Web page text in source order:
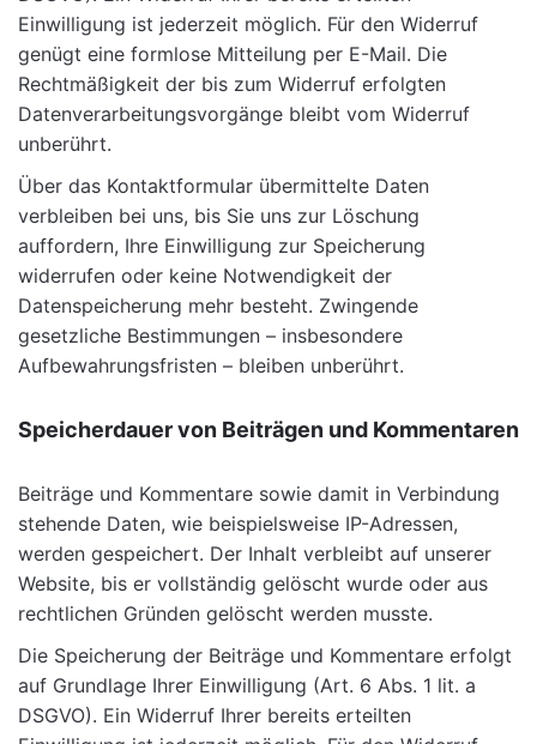
Einwilligung ist jederzeit möglich. Für den Widerruf
genügt eine formlose Mitteilung per E-Mail. Die
Rechtmäßigkeit der bis zum Widerruf erfolgten
Datenverarbeitungsvorgänge bleibt vom Widerruf
unberührt.
Über das Kontaktformular übermittelte Daten
verbleiben bei uns, bis Sie uns zur Löschung
auffordern, Ihre Einwilligung zur Speicherung
widerrufen oder keine Notwendigkeit der
Datenspeicherung mehr besteht. Zwingende
gesetzliche Bestimmungen – insbesondere
Aufbewahrungsfristen – bleiben unberührt.
Speicherdauer von Beiträgen und Kommentaren
Beiträge und Kommentare sowie damit in Verbindung
stehende Daten, wie beispielsweise IP-Adressen,
werden gespeichert. Der Inhalt verbleibt auf unserer
Website, bis er vollständig gelöscht wurde oder aus
rechtlichen Gründen gelöscht werden musste.
Die Speicherung der Beiträge und Kommentare erfolgt
auf Grundlage Ihrer Einwilligung (Art. 6 Abs. 1 lit. a
DSGVO). Ein Widerruf Ihrer bereits erteilten